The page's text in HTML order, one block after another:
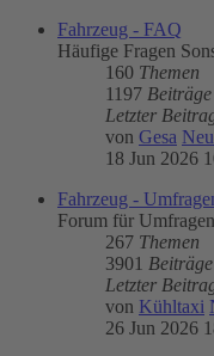
Fahrzeug - FAQ
Häufige Fragen
160 Themen
1197 Beiträge
Letzter
von Gesa
18 Jun 2026
Fahrzeug -
Forum für
267 Themen
3901 Beiträge
Letzter
von Kühltaxi
26 Jun 2026